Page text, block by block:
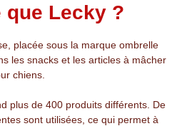
que Lecky ?
placée sous la marque ombrelle
les snacks et les articles à mâcher
chiens.
plus de 400 produits différents. De
sont utilisées, ce qui permet à